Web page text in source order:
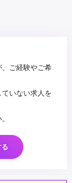
ご経験やご希
いない求人を